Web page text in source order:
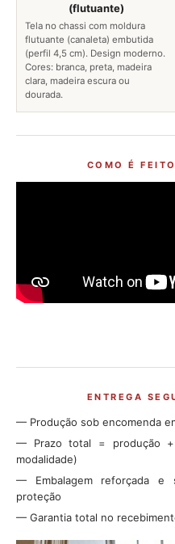
(flutuante)
Tela no chassi com moldura
flutuante (canaleta) embutida
(perfil 4,5 cm). Design moderno.
Cores: branca, preta, madeira
clara, madeira escura ou
dourada.
COMO É
ENTREGA
— Produção sob encomenda
— Prazo total = produção
modalidade)
— Embalagem reforçada e
proteção
— Garantia total no